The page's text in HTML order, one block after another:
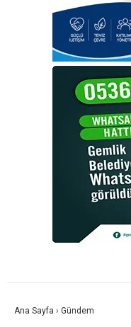
Ana Sayfa › Gündem